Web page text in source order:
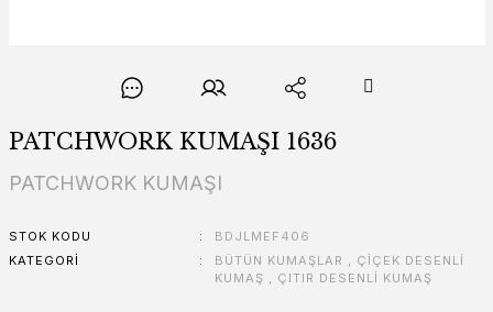
PATCHWORK KUMAŞI 1636
PATCHWORK KUMAŞI
STOK KODU
BDJLMEF406
KATEGORI
BÜTÜN KUMAŞLAR , ÇİÇEK DESENLİ
KUMAŞ , ÇITIR DESENLİ KUMAŞ